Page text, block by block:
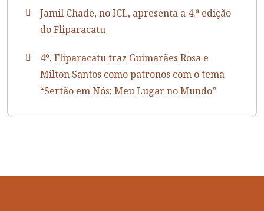
Jamil Chade, no ICL, apresenta a 4.ª edição
do Fliparacatu
4º. Fliparacatu traz Guimarães Rosa e
Milton Santos como patronos com o tema
“Sertão em Nós: Meu Lugar no Mundo”